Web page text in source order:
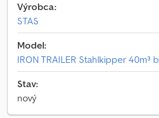
Výrobca:
STAS
Model:
IRON TRAILER Stahlkipper 40m³
Stav:
nový